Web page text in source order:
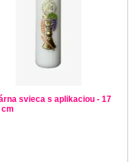
svieca s aplikaciou - 17
cm